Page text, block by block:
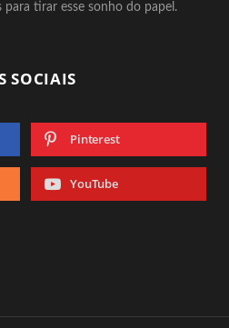
para tirar esse sonho do papel.
SOCIAIS
Pinterest
YouTube